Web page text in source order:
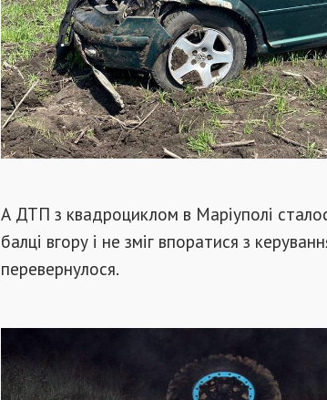
А ДТП з квадроциклом в Маріуполі
балці вгору і не зміг впоратися з
перевернулося.